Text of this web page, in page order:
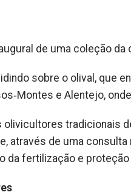
de uma coleção
sobre o olival, que
e Alentejo,
olivicultores tradicionais
através de uma
da fertilização e